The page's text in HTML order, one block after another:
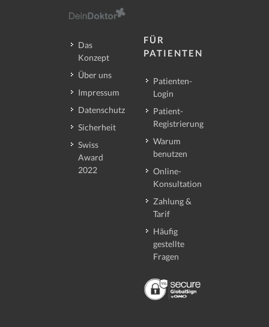
Das
Konzept
Über uns
Impressum
Datenschutz
Sicherheit
Swiss
Award
2022
FÜR
PATIENTEN
Patienten-
Login
Patient-
Registrierung
Warum
benutzen
Online-
Konsultation
Zahlung &
Tarif
Häufig
gestellte
Fragen